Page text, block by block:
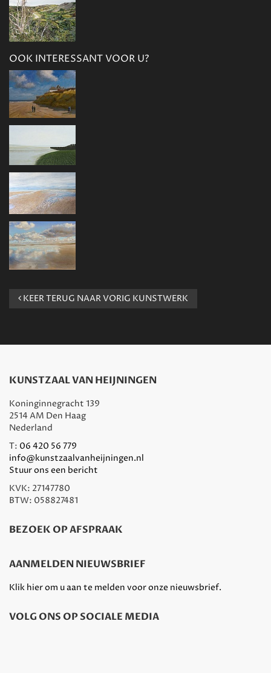
OOK INTERESSANT VOOR U?
KEER TERUG NAAR VORIG KUNSTWERK
KUNSTZAAL VAN HEIJNINGEN
Koninginnegracht 139
2514 AM Den Haag
Nederland
T: 06 420 56 779
info@kunstzaalvanheijningen.nl
Stuur ons een bericht
KVK: 27147780
BTW: 058827481
BEZOEK OP AFSPRAAK
AANMELDEN NIEUWSBRIEF
Klik hier om u aan te melden voor onze nieuwsbrief.
VOLG ONS OP SOCIALE MEDIA